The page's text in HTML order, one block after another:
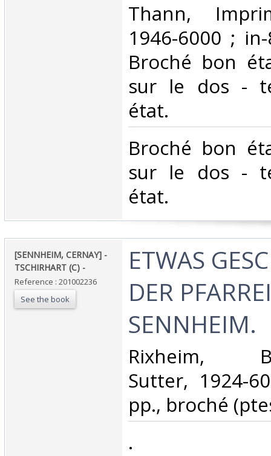
‎Thann,
1946-6000 ;
Broché bon
sur le dos -
état.‎
‎Broché bon
sur le dos -
état.‎
‎[SENNHEIM, CERNAY] -
TSCHIRHART (C) - ‎
Reference : 201002236
See the book
‎ETWAS
DER PFARREI
SENNHEIM. ‎
‎Rixheim,
Sutter, 1924-
pp., broché
‎.‎